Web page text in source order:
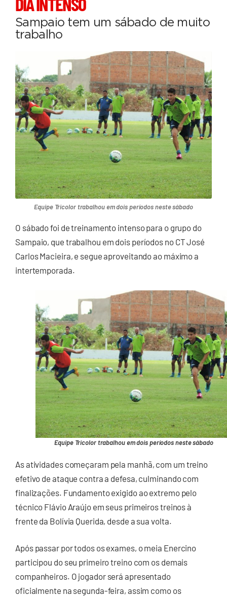
Sampaio tem um sábado de muito
trabalho
Equipe Tricolor trabalhou em dois períodos neste sábado
O sábado foi de treinamento intenso para o grupo do
Sampaio, que trabalhou em dois períodos no CT José
Carlos Macieira, e segue aproveitando ao máximo a
intertemporada.
Equipe Tricolor trabalhou em dois períodos neste sábado
As atividades começaram pela manhã, com um treino
efetivo de ataque contra a defesa, culminando com
finalizações. Fundamento exigido ao extremo pelo
técnico Flávio Araújo em seus primeiros treinos à
frente da Bolívia Querida, desde a sua volta.
Após passar por todos os exames, o meia Enercino
participou do seu primeiro treino com os demais
companheiros. O jogador será apresentado
oficialmente na segunda-feira, assim como os